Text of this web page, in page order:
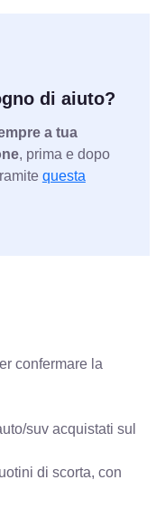
di aiuto?
a tua
, prima e dopo
questa
confermare la
suv acquistati sul
di scorta, con